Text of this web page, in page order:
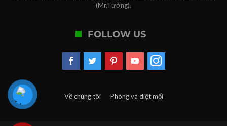
(Mr.Tưởng).
FOLLOW US
Về chúng tôi Phòng và diệt mối